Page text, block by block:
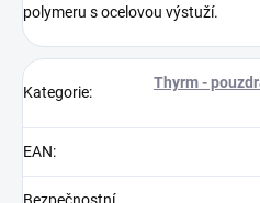
polymeru s ocelovou výstuží.
Kategorie:
Thyrm -
EAN: